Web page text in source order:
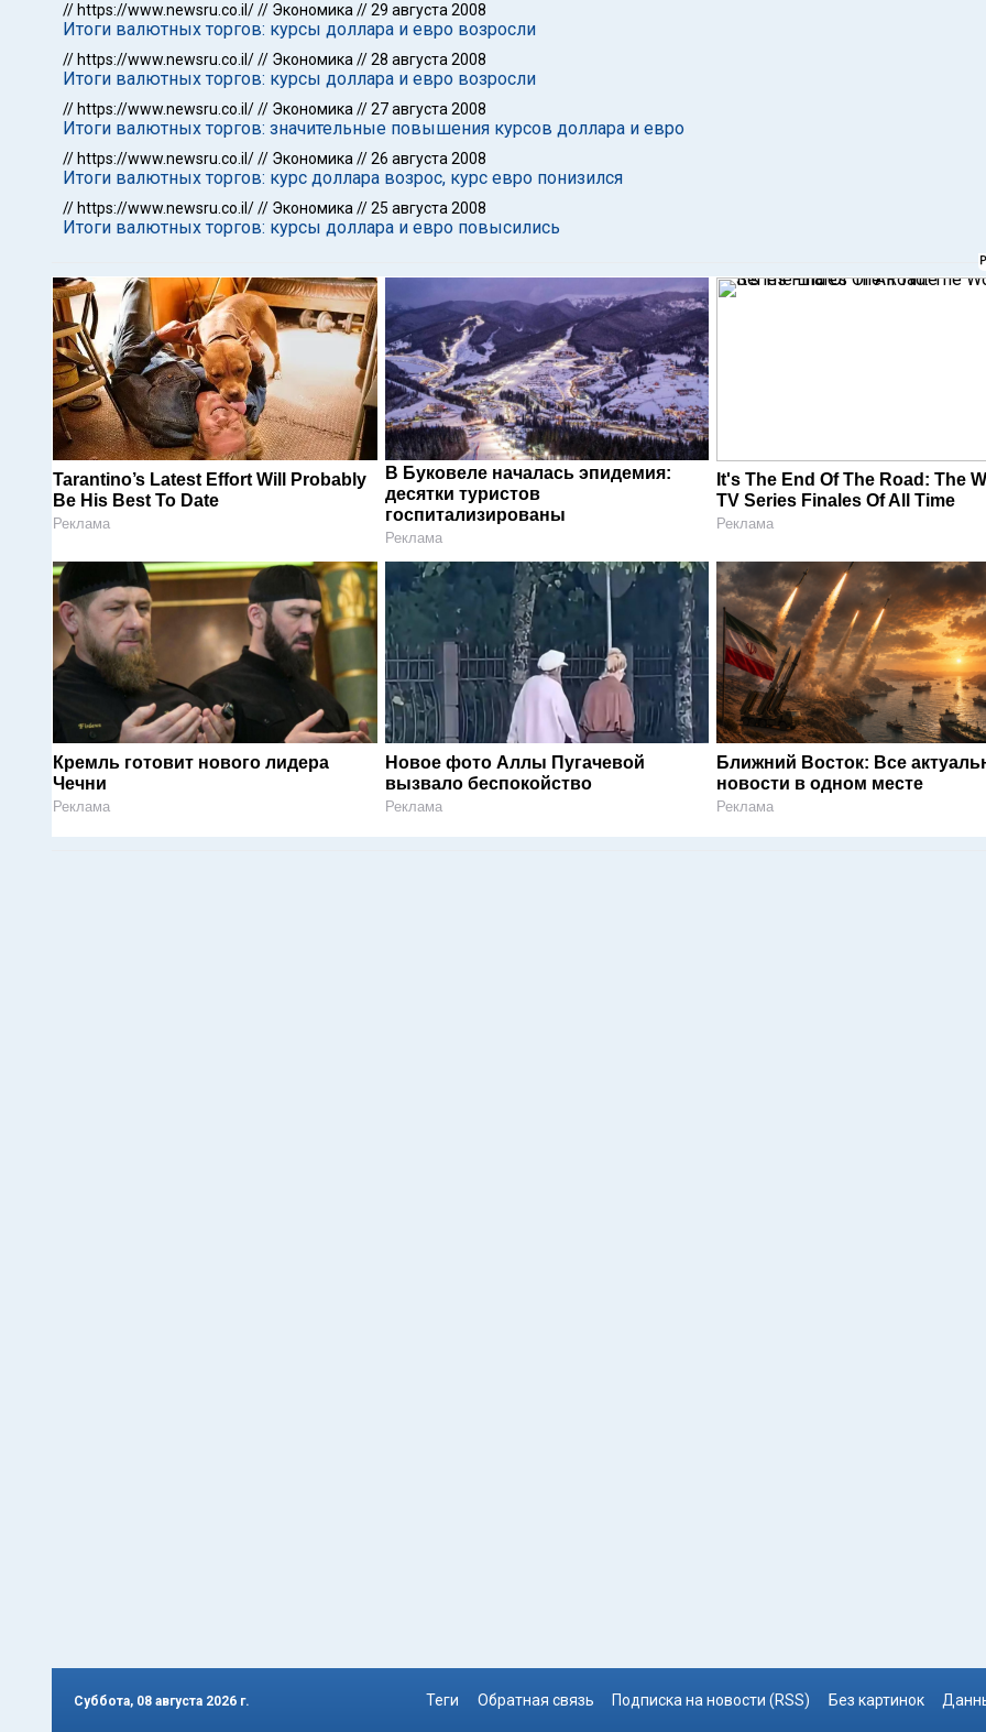
// https://www.newsru.co.il/// Экономика //29 августа 2008
Итоги валютных торгов: курсы доллара и евро возросли
// https://www.newsru.co.il/// Экономика //28 августа 2008
Итоги валютных торгов: курсы доллара и евро возросли
// https://www.newsru.co.il/// Экономика //27 августа 2008
Итоги валютных торгов: значительные повышения курсов доллара и евро
// https://www.newsru.co.il/// Экономика //26 августа 2008
Итоги валютных торгов: курс доллара возрос, курс евро понизился
// https://www.newsru.co.il/// Экономика //25 августа 2008
Итоги валютных торгов: курсы доллара и евро повысились
Tarantino’s Latest Effort Will Probably
Be His Best To Date
Реклама
В Буковеле началась эпидемия:
десятки туристов
госпитализированы
Реклама
It's The End Of The Road: The
TV Series Finales Of All Time
Реклама
Кремль готовит нового лидера
Чечни
Реклама
Новое фото Аллы Пугачевой
вызвало беспокойство
Реклама
Ближний Восток: Все
новости в одном месте
Реклама
Суббота, 08 августа 2026 г. Теги Обратная связь Подписка на новости (RSS) Без картинок